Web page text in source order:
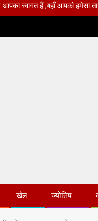
,यहाँ आपको हमेसा ताजा खबरों से
खेल ज्योतिष